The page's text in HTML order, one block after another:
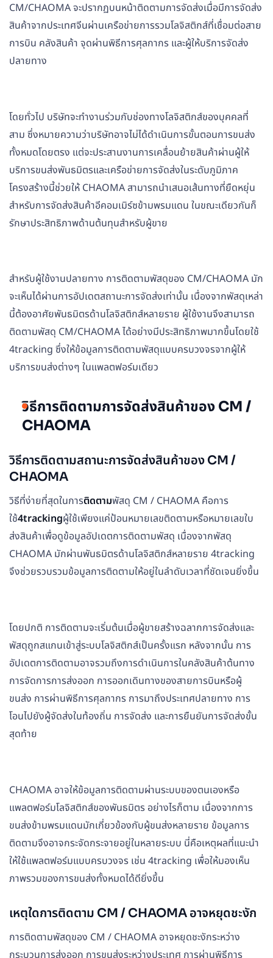
CM/CHAOMA จะปรากฏบนหน้าติดตามการจัดส่งเมื่อมีการจัดส่ง
สินค้าจากประเทศจีนผ่านเครือข่ายการรวมโลจิสติกส์ที่เชื่อมต่อสาย
การบิน คลังสินค้า จุดผ่านพิธีการศุลกากร และผู้ให้บริการจัดส่ง
ปลายทาง
โดยทั่วไป บริษัทจะทำงานร่วมกับช่องทางโลจิสติกส์ของบุคคลที่
สาม ซึ่งหมายความว่าบริษัทอาจไม่ได้ดำเนินการขั้นตอนการขนส่ง
ทั้งหมดโดยตรง แต่จะประสานงานการเคลื่อนย้ายสินค้าผ่านผู้ให้
บริการขนส่งพันธมิตรและเครือข่ายการจัดส่งในระดับภูมิภาค
โครงสร้างนี้ช่วยให้ CHAOMA สามารถนำเสนอเส้นทางที่ยืดหยุ่น
สำหรับการจัดส่งสินค้าอีคอมเมิร์ซข้ามพรมแดน ในขณะเดียวกันก็
รักษาประสิทธิภาพด้านต้นทุนสำหรับผู้ขาย
สำหรับผู้ใช้งานปลายทาง การติดตามพัสดุของ CM/CHAOMA มัก
จะเห็นได้ผ่านการอัปเดตสถานะการจัดส่งเท่านั้น เนื่องจากพัสดุเหล่า
นี้ต้องอาศัยพันธมิตรด้านโลจิสติกส์หลายราย ผู้ใช้งานจึงสามารถ
ติดตามพัสดุ CM/CHAOMA ได้อย่างมีประสิทธิภาพมากขึ้นโดยใช้
4tracking ซึ่งให้ข้อมูลการติดตามพัสดุแบบครบวงจรจากผู้ให้
บริการขนส่งต่างๆ ในแพลตฟอร์มเดียว
วิธีการติดตามการจัดส่งสินค้าของ CM /
CHAOMA
วิธีการติดตามสถานะการจัดส่งสินค้าของ CM /
CHAOMA
วิธีที่ง่ายที่สุดในการติดตามพัสดุ CM / CHAOMA คือการ
ใช้4trackingผู้ใช้เพียงแค่ป้อนหมายเลขติดตามหรือหมายเลขใบ
ส่งสินค้าเพื่อดูข้อมูลอัปเดตการติดตามพัสดุ เนื่องจากพัสดุ
CHAOMA มักผ่านพันธมิตรด้านโลจิสติกส์หลายราย 4tracking
จึงช่วยรวบรวมข้อมูลการติดตามให้อยู่ในลำดับเวลาที่ชัดเจนยิ่งขึ้น
โดยปกติ การติดตามจะเริ่มต้นเมื่อผู้ขายสร้างฉลากการจัดส่งและ
พัสดุถูกสแกนเข้าสู่ระบบโลจิสติกส์เป็นครั้งแรก หลังจากนั้น การ
อัปเดตการติดตามอาจรวมถึงการดำเนินการในคลังสินค้าต้นทาง
การจัดการการส่งออก การออกเดินทางของสายการบินหรือผู้
ขนส่ง การผ่านพิธีการศุลกากร การมาถึงประเทศปลายทาง การ
โอนไปยังผู้จัดส่งในท้องถิ่น การจัดส่ง และการยืนยันการจัดส่งขั้น
สุดท้าย
CHAOMA อาจให้ข้อมูลการติดตามผ่านระบบของตนเองหรือ
แพลตฟอร์มโลจิสติกส์ของพันธมิตร อย่างไรก็ตาม เนื่องจากการ
ขนส่งข้ามพรมแดนมักเกี่ยวข้องกับผู้ขนส่งหลายราย ข้อมูลการ
ติดตามจึงอาจกระจัดกระจายอยู่ในหลายระบบ นี่คือเหตุผลที่แนะนำ
ให้ใช้แพลตฟอร์มแบบครบวงจร เช่น 4tracking เพื่อให้มองเห็น
ภาพรวมของการขนส่งทั้งหมดได้ดียิ่งขึ้น
เหตุใดการติดตาม CM / CHAOMA อาจหยุดชะงัก
การติดตามพัสดุของ CM / CHAOMA อาจหยุดชะงักระหว่าง
กระบวนการส่งออก การขนส่งระหว่างประเทศ การผ่านพิธีการ